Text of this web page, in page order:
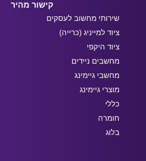
קישור מהיר
שירותי מחשוב לעסקים
ציוד למייניג (כרייה)
ציוד היקפי
מחשבים ניידים
מחשבי גיימינג
מוצרי גיימינג
כללי
חומרה
בלוג